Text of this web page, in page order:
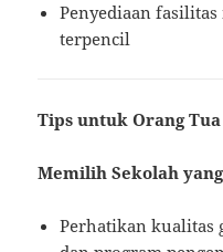
Penyediaan
terpencil
Tips untuk Orang
Memilih Sekolah
Perhatikan